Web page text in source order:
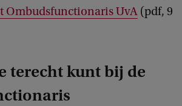
Ombudsfunctionaris UvA (pdf, 9
terecht kunt bij de
d